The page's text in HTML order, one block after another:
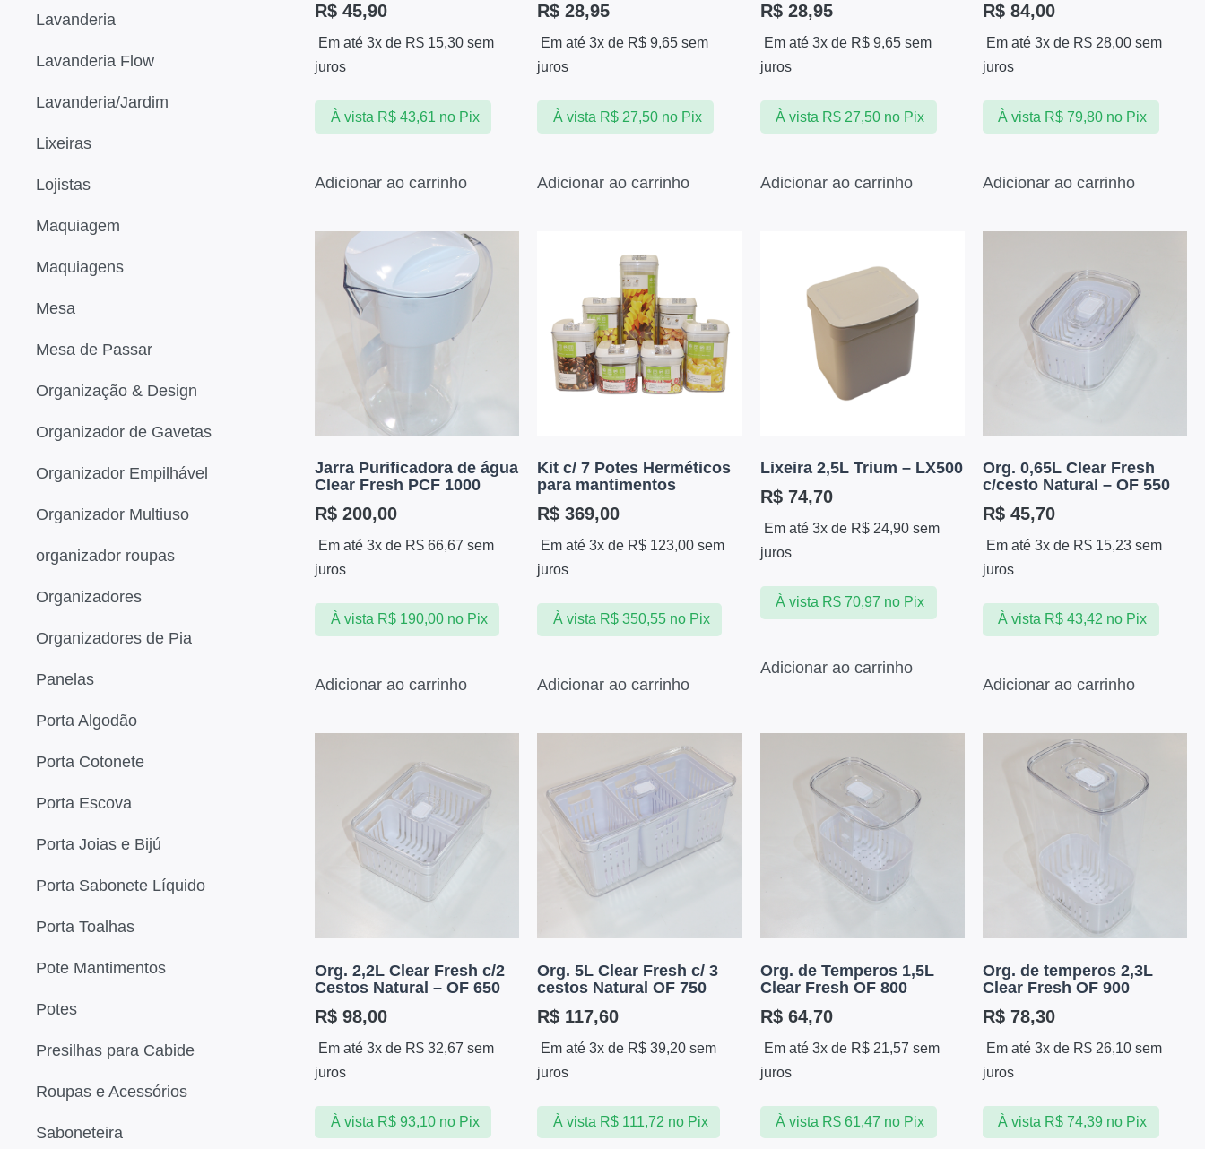
Lavanderia
Lavanderia Flow
Lavanderia/Jardim
Lixeiras
Lojistas
Maquiagem
Maquiagens
Mesa
Mesa de Passar
Organização & Design
Organizador de Gavetas
Organizador Empilhável
Organizador Multiuso
organizador roupas
Organizadores
Organizadores de Pia
Panelas
Porta Algodão
Porta Cotonete
Porta Escova
Porta Joias e Bijú
Porta Sabonete Líquido
Porta Toalhas
Pote Mantimentos
Potes
Presilhas para Cabide
Roupas e Acessórios
Saboneteira
R$ 45,90
Em até 3x de R$ 15,30 sem
juros
À vista R$43,61 no Pix
Adicionar ao carrinho
R$ 28,95
Em até 3x de R$ 9,65 sem
juros
À vista R$27,50 no Pix
Adicionar ao carrinho
R$28,95
Em até 3x de R$9,65sem
juros
À vista R$ 27,50 no Pix
Adicionar ao carrinho
R$84,00
Em até 3x de R$28,00sem
juros
À vista R$ 79,80 no Pix
Adicionar ao carrinho
Jarra Purificadora de água
Clear Fresh PCF 1000
R$ 200,00
Em até 3x de R$ 66,67 sem
juros
À vista R$190,00 no Pix
Adicionar ao carrinho
Kit c/ 7 Potes Herméticos
para mantimentos
R$ 369,00
Em até 3x de R$ 123,00 sem
juros
À vista R$350,55 no Pix
Adicionar ao carrinho
Lixeira 2,5L Trium – LX500
R$74,70
Em até 3x de R$24,90sem
juros
À vista R$ 70,97 no Pix
Adicionar ao carrinho
Org. 0,65L Clear Fresh
c/cesto Natural – OF 550
R$45,70
Em até 3x de R$15,23sem
juros
À vista R$ 43,42 no Pix
Adicionar ao carrinho
Org. 2,2L Clear Fresh c/2
Cestos Natural – OF 650
R$ 98,00
Em até 3x de R$ 32,67 sem
juros
À vista R$93,10 no Pix
Org. 5L Clear Fresh c/ 3
cestos Natural OF 750
R$ 117,60
Em até 3x de R$ 39,20 sem
juros
À vista R$111,72 no Pix
Org. de Temperos 1,5L
Clear Fresh OF 800
R$64,70
Em até 3x de R$21,57 sem
juros
À vista R$ 61,47 no Pix
Org. de temperos 2,3L
Clear Fresh OF 900
R$78,30
Em até 3x de R$26,10sem
juros
À vista R$ 74,39 no Pix